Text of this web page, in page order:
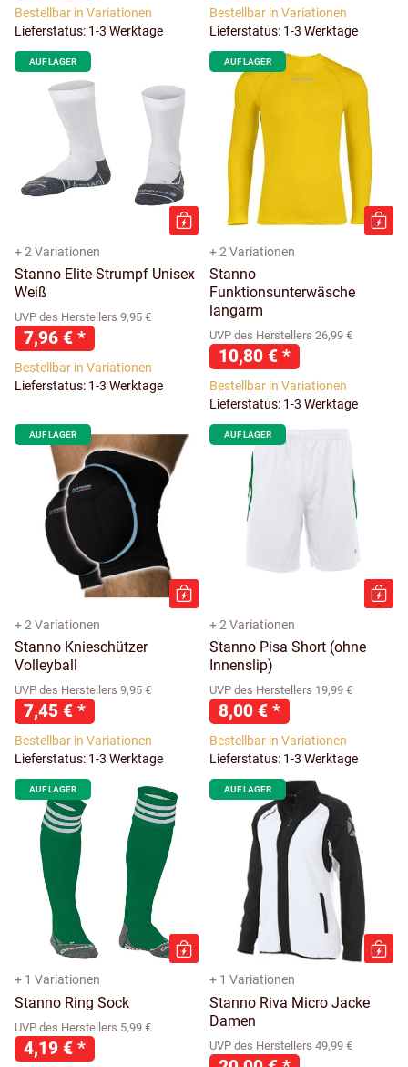
Bestellbar in Variationen
Lieferstatus: 1-3 Werktage
Bestellbar in Variationen
Lieferstatus: 1-3 Werktage
AUF LAGER
+ 2 Variationen
Stanno Elite Strumpf Unisex
Weiß
UVP des Herstellers 9,95 €
7,96 € *
Bestellbar in Variationen
Lieferstatus: 1-3 Werktage
AUF LAGER
+ 2 Variationen
Stanno
Funktionsunterwäsche
langarm
UVP des Herstellers 26,99 €
10,80 € *
Bestellbar in Variationen
Lieferstatus: 1-3 Werktage
AUF LAGER
+ 2 Variationen
Stanno Knieschützer
Volleyball
UVP des Herstellers 9,95 €
7,45 € *
Bestellbar in Variationen
Lieferstatus: 1-3 Werktage
AUF LAGER
+ 2 Variationen
Stanno Pisa Short (ohne
Innenslip)
UVP des Herstellers 19,99 €
8,00 € *
Bestellbar in Variationen
Lieferstatus: 1-3 Werktage
AUF LAGER
+ 1 Variationen
Stanno Ring Sock
UVP des Herstellers 5,99 €
4,19 € *
AUF LAGER
+ 1 Variationen
Stanno Riva Micro Jacke
Damen
UVP des Herstellers 49,99 €